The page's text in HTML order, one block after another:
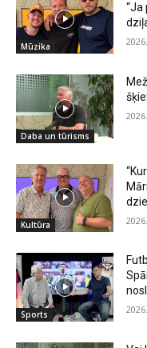
Mūzika
“Ja
Daba un tūrisms
Kultūra
Sports